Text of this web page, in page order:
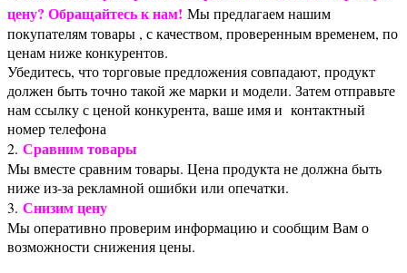
-легкое распутывание
-не электризует волосы
-подходит для мокрых волос
цену? Обращайтесь к нам! Мы предлагаем нашим
покупателям товары , с качеством, проверенным временем, по
ценам ниже конкурентов.
Убедитесь, что торговые предложения совпадают, продукт
должен быть точно такой же марки и модели. Затем отправьте
нам ссылку с ценой конкурента, ваше имя и контактный
номер телефона
2. Сравним товары
Мы вместе сравним товары. Цена продукта не должна быть
ниже из-за рекламной ошибки или опечатки.
3. Снизим цену
Мы оперативно проверим информацию и сообщим Вам о
возможности снижения цены.